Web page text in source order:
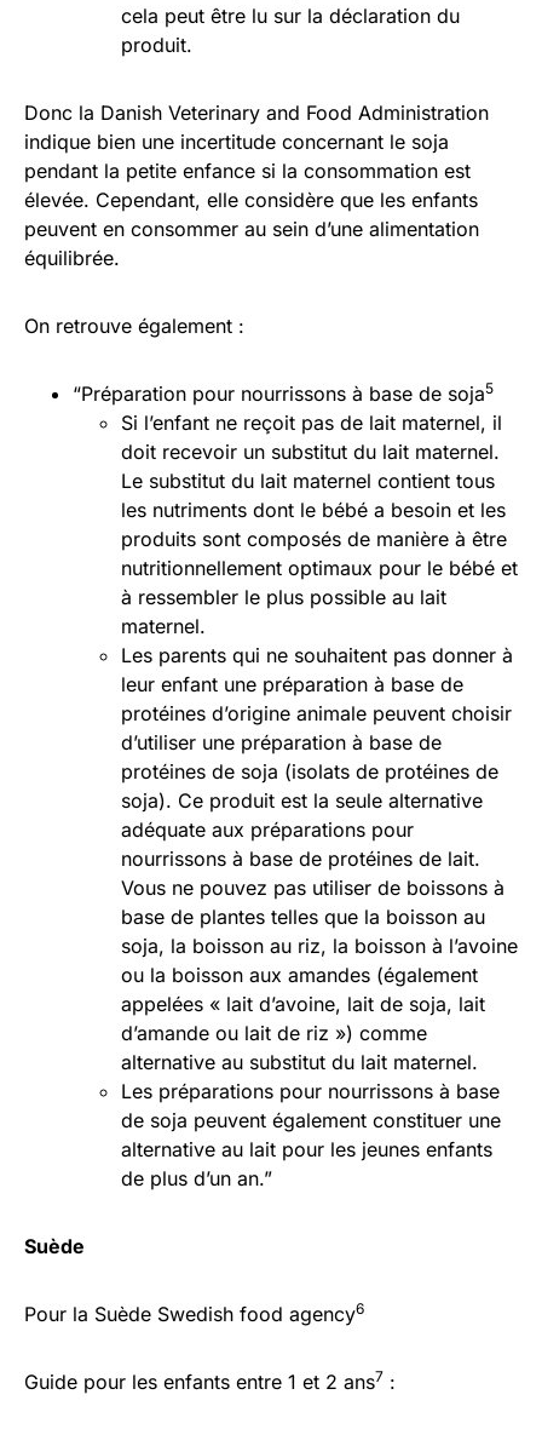
cela peut être lu sur la déclaration du
produit.
Donc la Danish Veterinary and Food Administration
indique bien une incertitude concernant le soja
pendant la petite enfance si la consommation est
élevée. Cependant, elle considère que les enfants
peuvent en consommer au sein d’une alimentation
équilibrée.
On retrouve également :
“Préparation pour nourrissons à base de soja5
Si l’enfant ne reçoit pas de lait maternel, il
doit recevoir un substitut du lait maternel.
Le substitut du lait maternel contient tous
les nutriments dont le bébé a besoin et les
produits sont composés de manière à être
nutritionnellement optimaux pour le bébé et
à ressembler le plus possible au lait
maternel.
Les parents qui ne souhaitent pas donner à
leur enfant une préparation à base de
protéines d’origine animale peuvent choisir
d’utiliser une préparation à base de
protéines de soja (isolats de protéines de
soja). Ce produit est la seule alternative
adéquate aux préparations pour
nourrissons à base de protéines de lait.
Vous ne pouvez pas utiliser de boissons à
base de plantes telles que la boisson au
soja, la boisson au riz, la boisson à l’avoine
ou la boisson aux amandes (également
appelées « lait d’avoine, lait de soja, lait
d’amande ou lait de riz ») comme
alternative au substitut du lait maternel.
Les préparations pour nourrissons à base
de soja peuvent également constituer une
alternative au lait pour les jeunes enfants
de plus d’un an.”
Suède
Pour la Suède Swedish food agency6
Guide pour les enfants entre 1 et 2 ans7 :